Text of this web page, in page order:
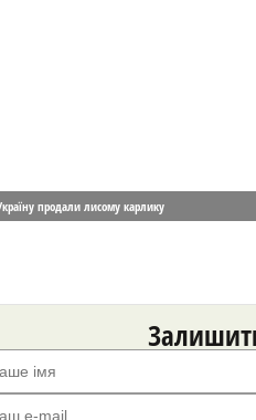
продали лисому карлику